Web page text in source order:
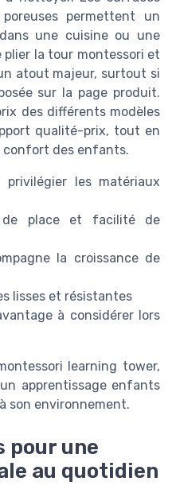
permettent un
une cuisine ou une
plier la tour montessori et
atout majeur, surtout si
sur la page produit.
des différents modèles
qualité-prix, tout en
confort des enfants.
les matériaux
de place et facilité de
la croissance de
lisses et résistantes
à considérer lors
learning tower,
apprentissage enfants
son environnement.
pour une
au quotidien